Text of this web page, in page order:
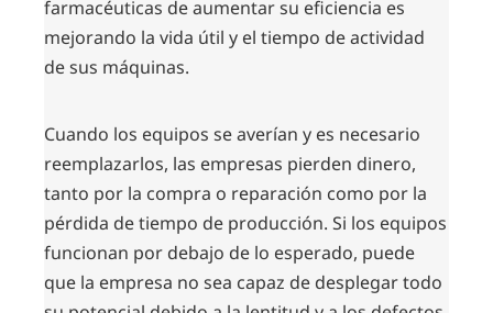
farmacéuticas de aumentar su eficiencia es
mejorando la vida útil y el tiempo de actividad
de sus máquinas.
Cuando los equipos se averían y es necesario
reemplazarlos, las empresas pierden dinero,
tanto por la compra o reparación como por la
pérdida de tiempo de producción. Si los equipos
funcionan por debajo de lo esperado, puede
que la empresa no sea capaz de desplegar todo